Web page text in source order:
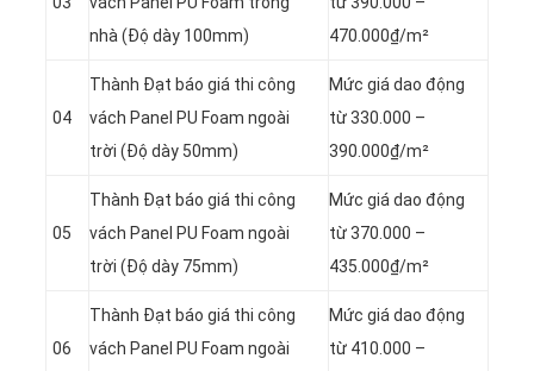
nhà (Độ dày 100mm)
470.000₫/m²
04
Thành Đạt báo giá thi công
vách Panel PU Foam ngoài
trời (Độ dày 50mm)
Mức giá dao động
từ 330.000 –
390.000₫/m²
05
Thành Đạt báo giá thi công
vách Panel PU Foam ngoài
trời (Độ dày 75mm)
Mức giá dao động
từ 370.000 –
435.000₫/m²
06
Thành Đạt báo giá thi công
vách Panel PU Foam ngoài
Mức giá dao động
từ 410.000 –